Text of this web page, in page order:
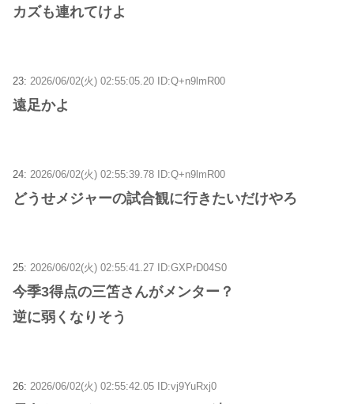
カズも連れてけよ
23: 2026/06/02(火) 02:55:05.20 ID:Q+n9lmR00
遠足かよ
24: 2026/06/02(火) 02:55:39.78 ID:Q+n9lmR00
どうせメジャーの試合観に行きたいだけやろ
25: 2026/06/02(火) 02:55:41.27 ID:GXPrD04S0
今季3得点の三笘さんがメンター？
逆に弱くなりそう
26: 2026/06/02(火) 02:55:42.05 ID:vj9YuRxj0